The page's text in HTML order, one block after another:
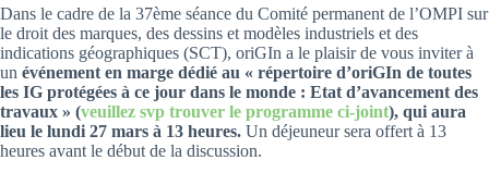
Dans le cadre de la 37ème séance du Comité permanent de l’OMPI sur
le droit des marques, des dessins et modèles industriels et des
indications géographiques (SCT), oriGIn a le plaisir de vous inviter à
un événement en marge dédié au « répertoire d’oriGIn de toutes
les IG protégées à ce jour dans le monde : Etat d’avancement des
travaux » (veuillez svp trouver le programme ci-joint), qui aura
lieu le lundi 27 mars à 13 heures. Un déjeuneur sera offert à 13
heures avant le début de la discussion.